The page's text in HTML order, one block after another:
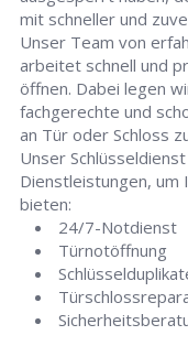
mit schneller und
Unser Team von
arbeitet schnell und
öffnen. Dabei legen
fachgerechte und
an Tür oder Schloss
Unser
Dienstleistungen, um
bieten:
24/7-Notdienst
Türnotöffnung